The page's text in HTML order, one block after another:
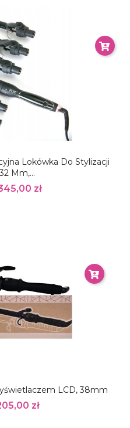
Lokówka Do Stylizacji
Mm,...
zł
LCD, 38mm
zł